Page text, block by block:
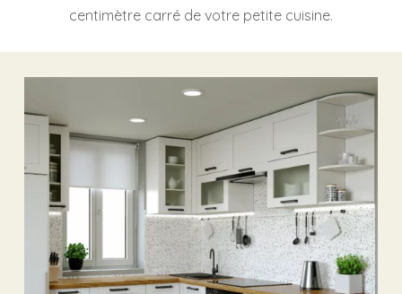
centimètre carré de votre petite cuisine.